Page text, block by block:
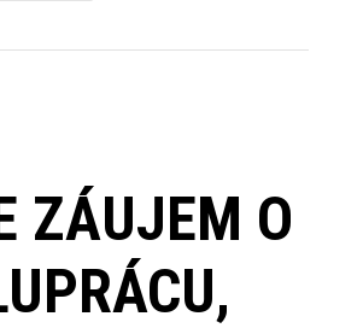
ZÁUJEM O